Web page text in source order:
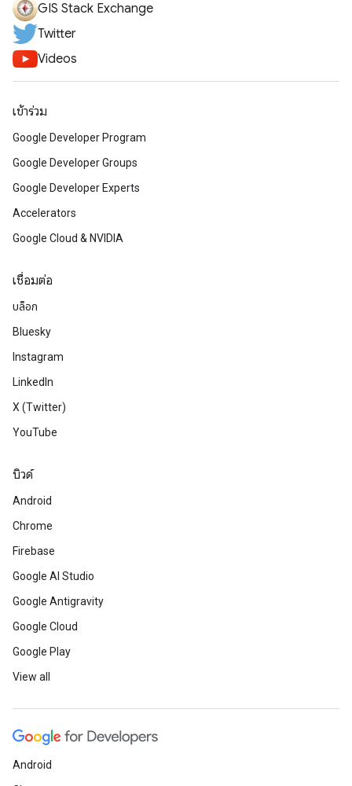
GIS Stack Exchange
Twitter
Videos
เข้าร่วม
Google Developer Program
Google Developer Groups
Google Developer Experts
Accelerators
Google Cloud & NVIDIA
เชื่อมต่อ
บล็อก
Bluesky
Instagram
LinkedIn
X (Twitter)
YouTube
บิวด์
Android
Chrome
Firebase
Google AI Studio
Google Antigravity
Google Cloud
Google Play
View all
Android